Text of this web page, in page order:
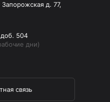
Запорожская д. 77,
504
дни)
связь